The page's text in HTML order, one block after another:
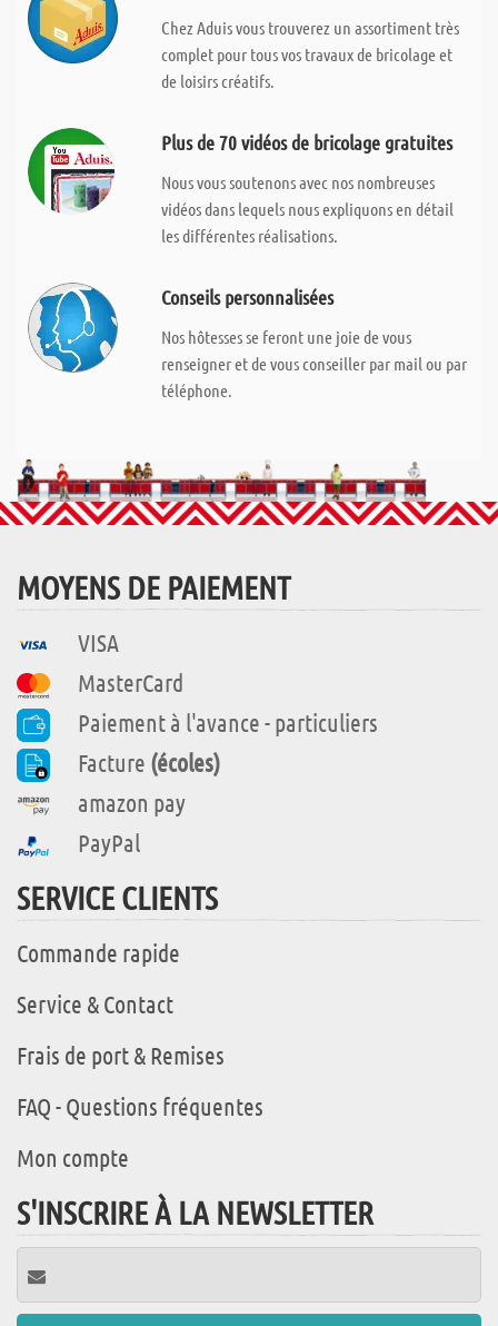
Chez Aduis vous trouverez un assortiment très
complet pour tous vos travaux de bricolage et
de loisirs créatifs.
Plus de 70 vidéos de bricolage gratuites
Nous vous soutenons avec nos nombreuses
vidéos dans lequels nous expliquons en détail
les différentes réalisations.
Conseils personnalisées
Nos hôtesses se feront une joie de vous
renseigner et de vous conseiller par mail ou par
téléphone.
MOYENS DE PAIEMENT
VISA
MasterCard
Paiement à l'avance - particuliers
Facture (écoles)
amazon pay
PayPal
SERVICE CLIENTS
Commande rapide
Service & Contact
Frais de port & Remises
FAQ - Questions fréquentes
Mon compte
S'INSCRIRE À LA NEWSLETTER